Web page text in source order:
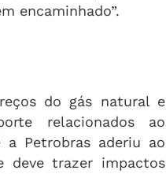
encaminhado”.
do gás natural e
relacionados ao
a Petrobras aderiu ao
deve trazer impactos